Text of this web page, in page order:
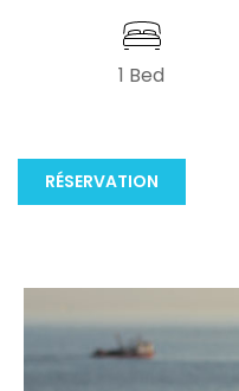
1 Bed
RÉSERVATION